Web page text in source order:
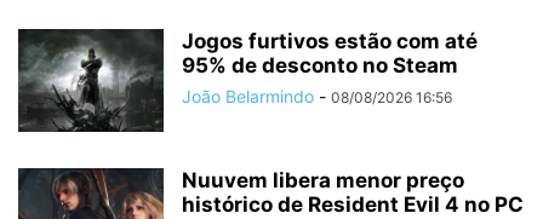
Jogos furtivos estão com até
95% de desconto no Steam
João Belarmindo - 08/08/2026 16:56
Nuuvem libera menor preço
histórico de Resident Evil 4 no PC